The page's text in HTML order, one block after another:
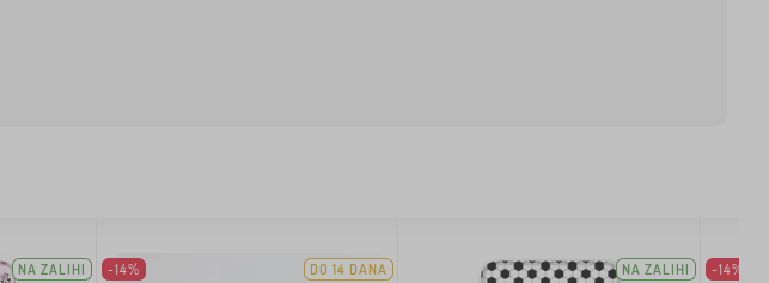
NA ZALIHI -14% DO 14 DANA NA ZALIHI -14%